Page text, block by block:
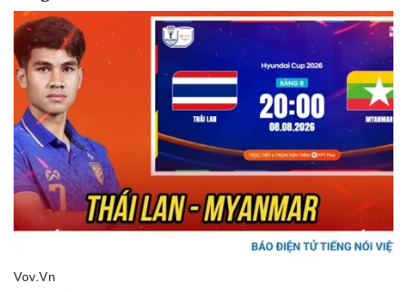
Pháp luật
Vụ án
Tin nóng
Tư vấn luật
Quân sự - Quốc phòng
Việt Nam
Phân tích